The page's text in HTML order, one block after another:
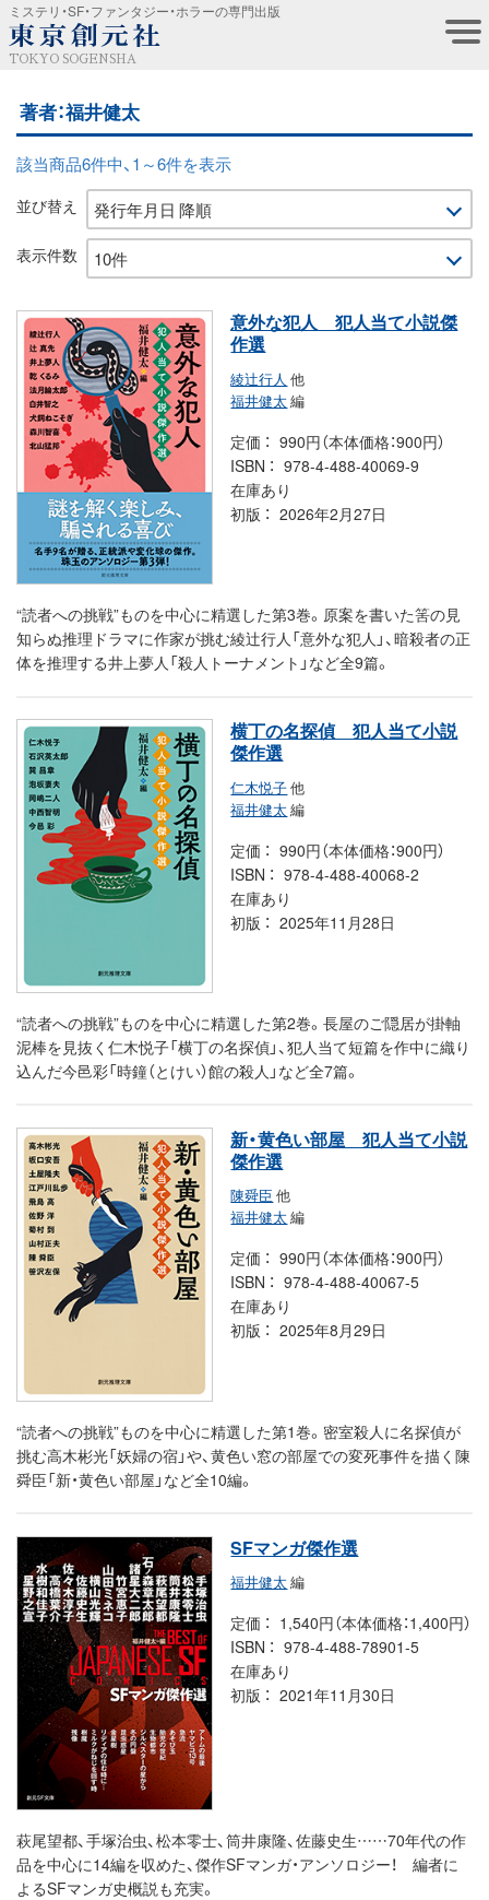
ミステリ・SF・ファンタジー・ホラーの専門出版
TOKYO SOGENSHA
著者：福井健太
該当商品6件中、1～6件を表示
並び替え
表示件数
意外な犯人 犯人当て小説傑
作選
綾辻行人 他
福井健太編
定価
990円（本体価格：900円）
ISBN
978-4-488-40069-9
在庫あり
初版
2026年2月27日
“読者への挑戦”ものを中心に精選した第3巻。原案を書いた筈の見
知らぬ推理ドラマに作家が挑む綾辻行人「意外な犯人」、暗殺者の正
体を推理する井上夢人「殺人トーナメント」など全9篇。
横丁の名探偵 犯人当て小説
傑作選
仁木悦子他
福井健太編
定価
990円（本体価格：900円）
ISBN
978-4-488-40068-2
在庫あり
初版
2025年11月28日
“読者への挑戦”ものを中心に精選した第2巻。長屋のご隠居が掛軸
泥棒を見抜く仁木悦子「横丁の名探偵」、犯人当て短篇を作中に織り
込んだ今邑彩「時鐘（とけい）館の殺人」など全7篇。
新・黄色い部屋 犯人当て小説
傑作選
陳舜臣 他
福井健太編
定価
990円（本体価格：900円）
ISBN
978-4-488-40067-5
在庫あり
初版
2025年8月29日
“読者への挑戦”ものを中心に精選した第1巻。密室殺人に名探偵が
挑む高木彬光「妖婦の宿」や、黄色い窓の部屋での変死事件を描く陳
舜臣「新・黄色い部屋」など全10編。
SFマンガ傑作選
福井健太編
定価
1,540円（本体価格：1,400円）
ISBN
978-4-488-78901-5
在庫あり
初版
2021年11月30日
萩尾望都、手塚治虫、松本零士、筒井康隆、佐藤史生……70年代の作
品を中心に14編を収めた、傑作SFマンガ・アンソロジー！ 編者に
よるSFマンガ史概説も充実。